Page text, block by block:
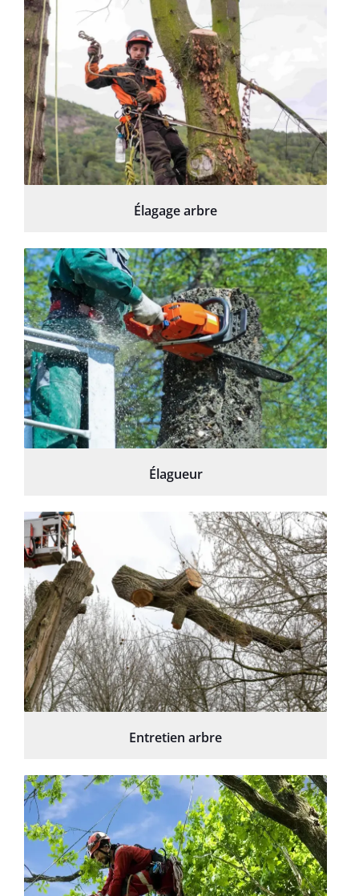
Élagage arbre
Élagueur
Entretien arbre